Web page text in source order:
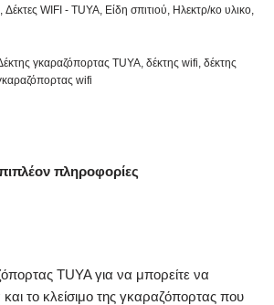
, Δέκτες WIFI - TUYA, Είδη σπιτιού, Ηλεκτρ/κο υλικο,
γκαραζόπορτας TUYA, δέκτης wifi, δέκτης
wifi
πληροφορίες
TUYA για να μπορείτε να
και το κλείσιμο της γκαραζόπορτας που